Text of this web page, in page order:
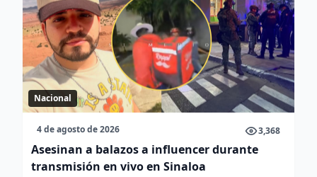
Nacional
4 de agosto de 2026 3,368
Asesinan a balazos a influencer durante
transmisión en vivo en Sinaloa